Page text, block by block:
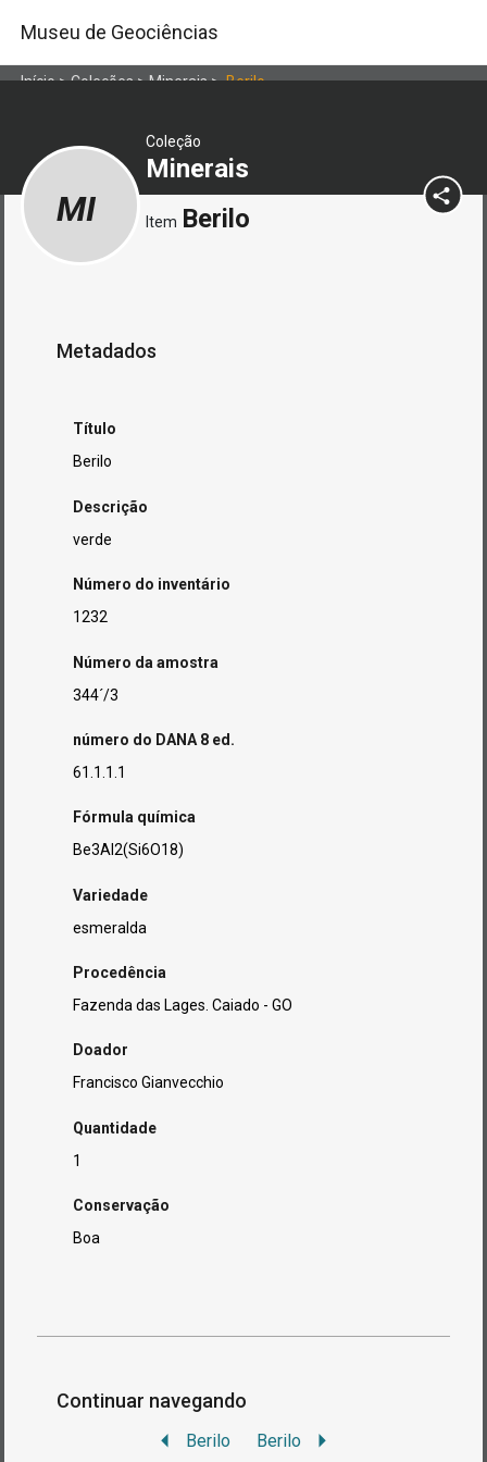
Museu de Geociências
Início>Coleções>Minerais>Berilo
Coleção
Minerais
MI Item Berilo
Metadados
Título
Berilo
Descrição
verde
Número do inventário
1232
Número da amostra
344´/3
número do DANA 8 ed.
61.1.1.1
Fórmula química
Be3Al2(Si6O18)
Variedade
esmeralda
Procedência
Fazenda das Lages. Caiado - GO
Doador
Francisco Gianvecchio
Quantidade
1
Conservação
Boa
Continuar navegando
Berilo Berilo